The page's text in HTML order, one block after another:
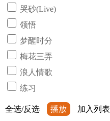
哭砂(Live)
领悟
梦醒时分
梅花三弄
浪人情歌
练习
全选/反选 播放 加入列表